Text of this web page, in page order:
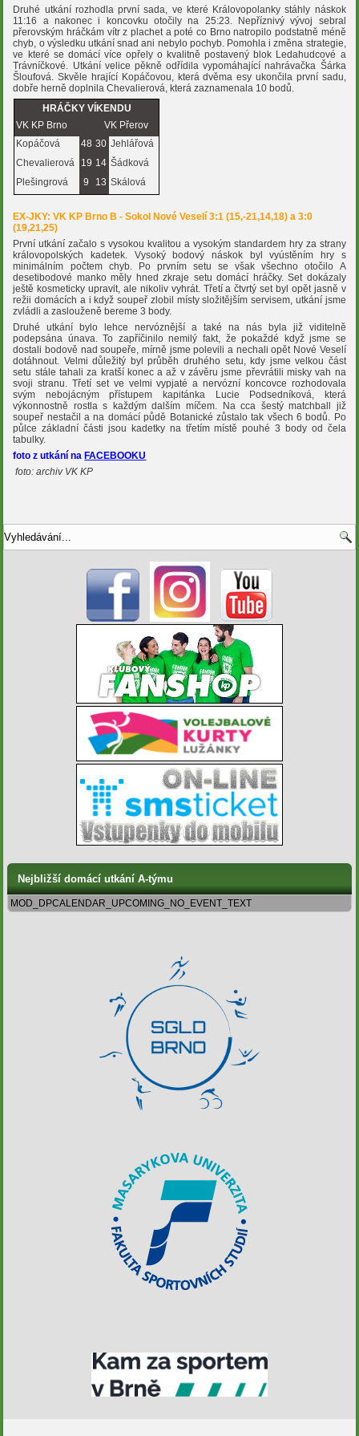
Druhé utkání rozhodla první sada, ve které Královopolanky stáhly náskok
11:16 a nakonec i koncovku otočily na 25:23. Nepříznivý vývoj sebral
přerovským hráčkám vítr z plachet a poté co Brno natropilo podstatně méně
chyb, o výsledku utkání snad ani nebylo pochyb. Pomohla i změna strategie,
ve které se domácí více opřely o kvalitně postavený blok Ledahudcové a
Trávníčkové. Utkání velice pěkně odřídila vypomáhající nahrávačka Šárka
Šloufová. Skvěle hrající Kopáčovou, která dvěma esy ukončila první sadu,
dobře herně doplnila Chevalierová, která zaznamenala 10 bodů.
HRÁČKY VÍKENDU
VK KP Brno
VK Přerov
Kopáčová
48 30 Jehlářová
Chevalierová
19 14 Šádková
Plešingrová
9 13 Skálová
EX-JKY: VK KP Brno B - Sokol Nové Veselí 3:1 (15,-21,14,18) a 3:0
(19,21,25)
První utkání začalo s vysokou kvalitou a vysokým standardem hry za strany
královopolských kadetek. Vysoký bodový náskok byl vyústěním hry s
minimálním počtem chyb. Po prvním setu se však všechno otočilo A
desetibodové manko měly hned zkraje setu domácí hráčky. Set dokázaly
ještě kosmeticky upravit, ale nikoliv vyhrát. Třetí a čtvrtý set byl opět jasně v
režii domácích a i když soupeř zlobil místy složitějším servisem, utkání jsme
zvládli a zaslouženě bereme 3 body.
Druhé utkání bylo lehce nervóznější a také na nás byla již viditelně
podepsána únava. To zapříčinilo nemilý fakt, že pokaždé když jsme se
dostali bodově nad soupeře, mírně jsme polevili a nechali opět Nové Veselí
dotáhnout. Velmi důležitý byl průběh druhého setu, kdy jsme velkou část
setu stále tahali za kratší konec a až v závěru jsme převrátili misky vah na
svoji stranu. Třetí set ve velmi vypjaté a nervózní koncovce rozhodovala
svým nebojácným přístupem kapitánka Lucie Podsedníková, která
výkonnostně rostla s každým dalším míčem. Na cca šestý matchball již
soupeř nestačil a na domácí půdě Botanické zůstalo tak všech 6 bodů. Po
půlce základní části jsou kadetky na třetím místě pouhé 3 body od čela
tabulky.
foto z utkání naFACEBOOKU
foto: archiv VK KP
Nejbližší domácí utkání A-týmu
MOD_DPCALENDAR_UPCOMING_NO_EVENT_TEXT